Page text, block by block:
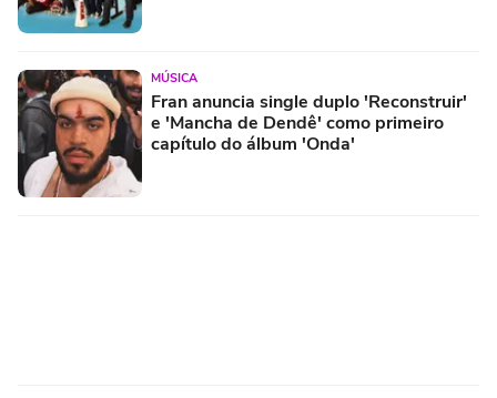
MÚSICA
Fran anuncia single duplo 'Reconstruir'
e 'Mancha de Dendê' como primeiro
capítulo do álbum 'Onda'